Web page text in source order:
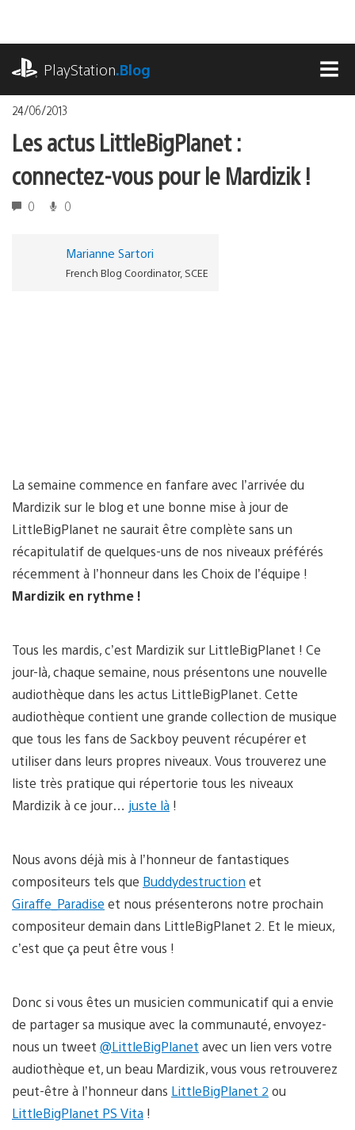
contenu
PlayStation.Blog
24/06/2013
Les actus LittleBigPlanet :
connectez-vous pour le Mardizik !
0 0
Marianne Sartori
French Blog Coordinator, SCEE
La semaine commence en fanfare avec l’arrivée du
Mardizik sur le blog et une bonne mise à jour de
LittleBigPlanet ne saurait être complète sans un
récapitulatif de quelques-uns de nos niveaux préférés
récemment à l’honneur dans les Choix de l’équipe !
Mardizik en rythme !
Tous les mardis, c’est Mardizik sur LittleBigPlanet ! Ce
jour-là, chaque semaine, nous présentons une nouvelle
audiothèque dans les actus LittleBigPlanet. Cette
audiothèque contient une grande collection de musique
que tous les fans de Sackboy peuvent récupérer et
utiliser dans leurs propres niveaux. Vous trouverez une
liste très pratique qui répertorie tous les niveaux
Mardizik à ce jour… juste là !
Nous avons déjà mis à l’honneur de fantastiques
compositeurs tels que Buddydestruction et
Giraffe_Paradise et nous présenterons notre prochain
compositeur demain dans LittleBigPlanet 2. Et le mieux,
c’est que ça peut être vous !
Donc si vous êtes un musicien communicatif qui a envie
de partager sa musique avec la communauté, envoyez-
nous un tweet @LittleBigPlanet avec un lien vers votre
audiothèque et, un beau Mardizik, vous vous retrouverez
peut-être à l’honneur dans LittleBigPlanet 2 ou
LittleBigPlanet PS Vita !